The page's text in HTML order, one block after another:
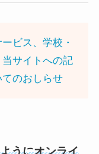
ビス、学校・
サイトへの記
のおしらせ